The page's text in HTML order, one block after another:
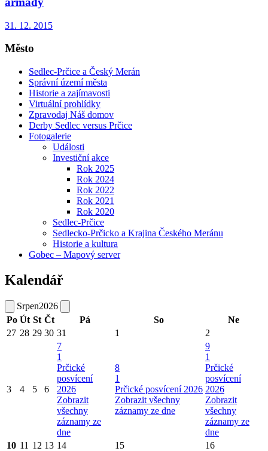
31. 12. 2015
Město
Sedlec-Prčice a Český Merán
Správní území města
Historie a zajímavosti
Virtuální prohlídky
Zpravodaj Náš domov
Derby Sedlec versus Prčice
Fotogalerie
Události
Investiční akce
Rok 2025
Rok 2024
Rok 2022
Rok 2021
Rok 2020
Sedlec-Prčice
Sedlecko-Prčicko a Krajina Českého Meránu
Historie a kultura
Gobec – Mapový server
Kalendář
Srpen2026
Po Út St Čt Pá So
Ne
27 28 29 30 31 1 2
3 4 5 6
7
1
Prčické
posvícení
2026
Zobrazit
všechny
záznamy ze
dne
8
1
Prčické posvícení 2026
Zobrazit všechny
záznamy ze dne
9
1
Prčické
posvícení
2026
Zobrazit
všechny
záznamy ze
dne
10 11 12 13 14 15 16